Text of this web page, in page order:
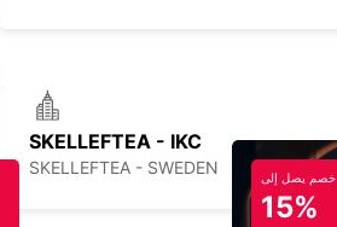
SKELLEFTEA - IKC
SKELLEFTEA - SWEDEN خصم يصل إلى
15%